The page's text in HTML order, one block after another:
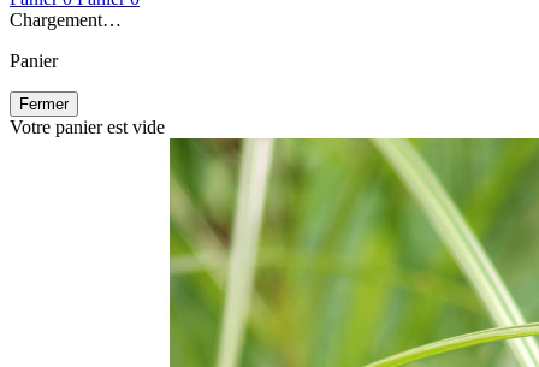
Chargement…
Panier
Fermer
Votre panier est vide